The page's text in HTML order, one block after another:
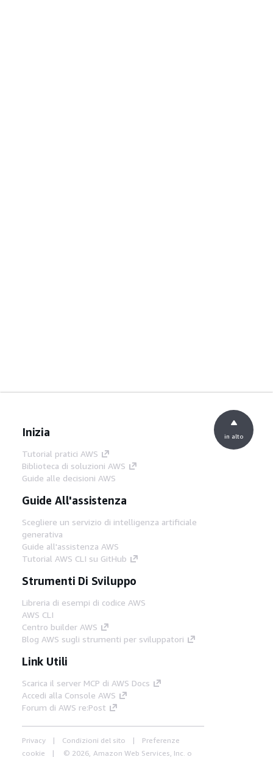
Inizia
Tutorial pratici AWS
Biblioteca di soluzioni AWS
Guide alle decisioni AWS
Guide All'assistenza
Scegliere un servizio di intelligenza artificiale
generativa
Guide all'assistenza AWS
Tutorial AWS CLI su GitHub
Strumenti Di Sviluppo
Libreria di esempi di codice AWS
AWS CLI
Centro builder AWS
Blog AWS sugli strumenti per sviluppatori
Link Utili
Scarica il server MCP di AWS Docs
Accedi alla Console AWS
Forum di AWS re:Post
Privacy Condizioni del sito
Preferenze
cookie
© 2026, Amazon Web Services, Inc. o
in alto